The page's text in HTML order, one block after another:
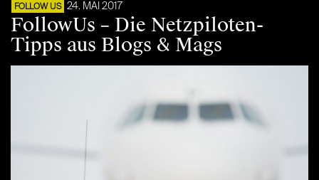
FOLLOW US 24. MAI 2017
FollowUs – Die Netzpiloten-
Tipps aus Blogs & Mags